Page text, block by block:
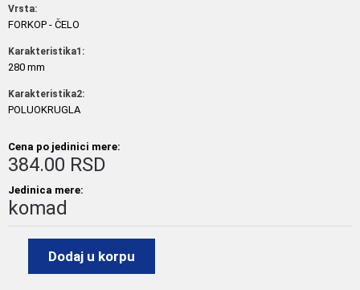
Vrsta:
FORKOP - ČELO
Karakteristika1:
280 mm
Karakteristika2:
POLUOKRUGLA
Cena po jedinici mere:
384.00 RSD
Jedinica mere:
komad
Dodaj u korpu